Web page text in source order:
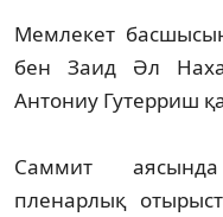
Мемлекет
бен Заид Әл
Антониу Гутерриш
Саммит
пленарлық